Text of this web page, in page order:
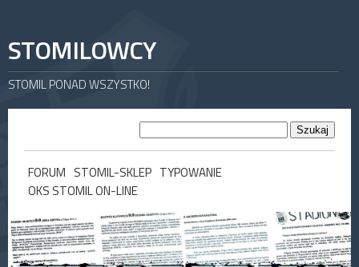
STOMILOWCY
STOMIL PONAD WSZYSTKO!
FORUM STOMIL-SKLEP TYPOWANIE
OKS STOMIL ON-LINE